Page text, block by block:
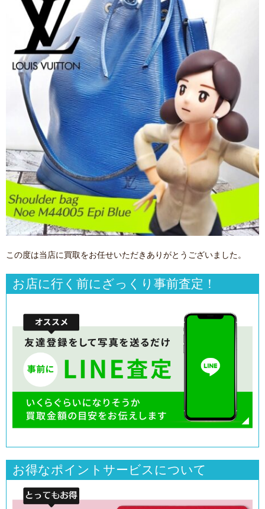
この度は当店に買取をお任せいただきありがとうございました。
お店に行く前にざっくり事前査定！
お得なポイントサービスについて